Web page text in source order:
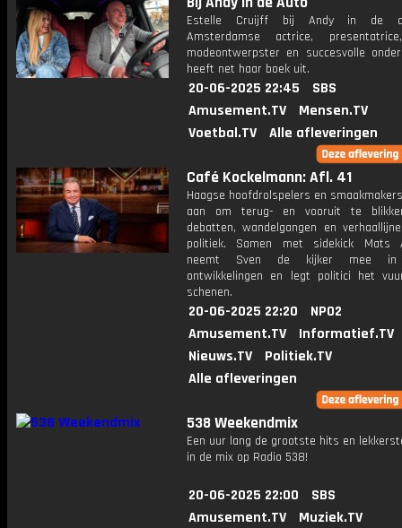
Estelle Cruijff bij Andy in de
Amsterdamse actrice,
modeontwerpster en succesvolle
heeft net haar boek uit.
20-06-2025 22:45
SBS
Amusement.TV
Mensen.TV
Voetbal.TV
Alle afleveringen
Café Kockelmann: Afl. 41
Haagse hoofdrolspelers en
aan om terug- en vooruit te
debatten, wandelgangen en
politiek. Samen met sidekick Mats
neemt Sven de kijker mee in
ontwikkelingen en legt politici het
schenen.
20-06-2025 22:20
NPO2
Amusement.TV
Informatief.TV
Nieuws.TV
Politiek.TV
Alle afleveringen
538 Weekendmix
Een uur lang de grootste hits en
in de mix op Radio 538!
20-06-2025 22:00
SBS
Amusement.TV
Muziek.TV